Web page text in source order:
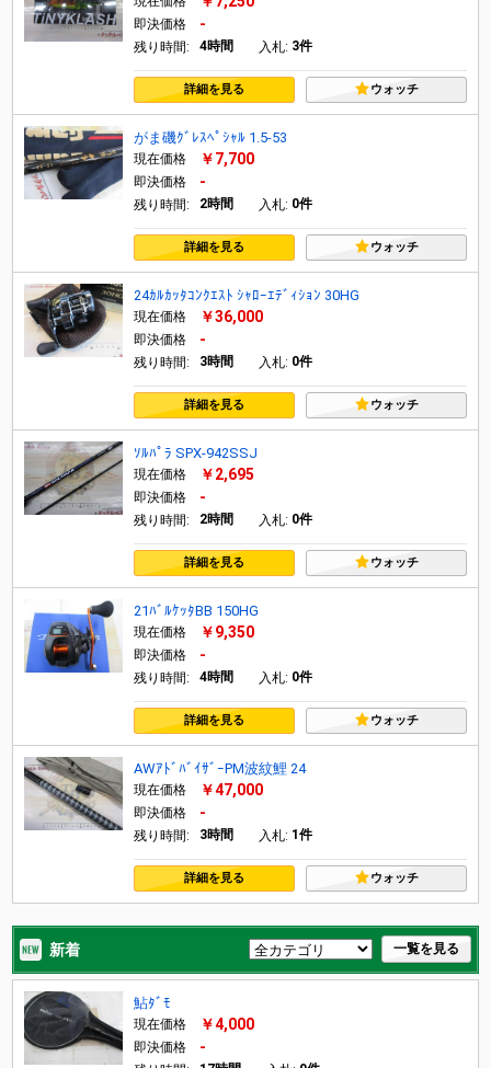
即決価格 -
残り時間: 4時間 入札: 3件
詳細を見る ウォッチ
がま磯ｸﾞﾚｽﾍﾟｼｬﾙ 1.5-53
現在価格 ￥7,700
即決価格 -
残り時間: 2時間 入札: 0件
詳細を見る ウォッチ
24ｶﾙｶｯﾀｺﾝｸｴｽﾄ ｼｬﾛｰｴﾃﾞｨｼｮﾝ 30HG
現在価格 ￥36,000
即決価格 -
残り時間: 3時間 入札: 0件
詳細を見る ウォッチ
ｿﾙﾊﾟﾗ SPX-942SSJ
現在価格 ￥2,695
即決価格 -
残り時間: 2時間 入札: 0件
詳細を見る ウォッチ
21ﾊﾞﾙｹｯﾀBB 150HG
現在価格 ￥9,350
即決価格 -
残り時間: 4時間 入札: 0件
詳細を見る ウォッチ
AWｱﾄﾞﾊﾞｲｻﾞｰPM波紋鯉 24
現在価格 ￥47,000
即決価格 -
残り時間: 3時間 入札: 1件
詳細を見る ウォッチ
新着 一覧を見る
鮎ﾀﾞﾓ
現在価格 ￥4,000
即決価格 -